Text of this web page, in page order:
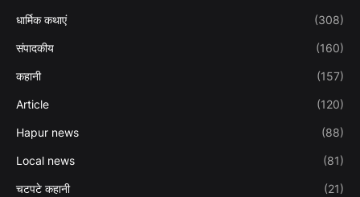
धार्मिक कथाएं (308)
संपादकीय (160)
कहानी (157)
Article (120)
Hapur news (88)
Local news (81)
चटपटे कहानी (21)